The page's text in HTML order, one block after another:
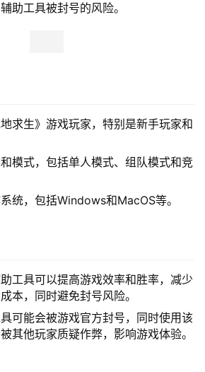
助工具被封号的风险。
求生》游戏玩家，特别是新手玩家和
模式，包括单人模式、组队模式和竞
统，包括Windows和MacOS等。